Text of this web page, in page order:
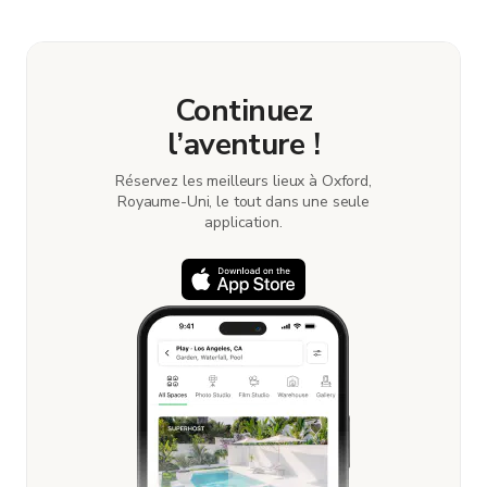
Continuez
l’aventure !
Réservez les meilleurs lieux à Oxford,
Royaume-Uni, le tout dans une seule
application.